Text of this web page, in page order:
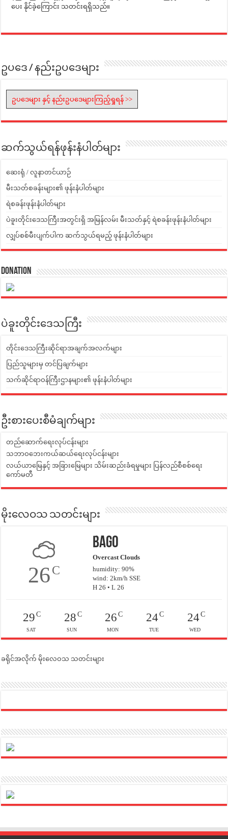
ပေး နိုင်ခဲ့ကြောင်း သတင်းရရှိသည်။
ဥပဒေ / နည်းဥပဒေများ
ဥပဒေများ နှင့် နည်းဥပဒေများကြည့်ရှုရန် >>
ဆက်သွယ်ရန်ဖုန်းနံပါတ်များ
ဆေးရုံ / လူနာတင်ယာဉ်
မီးသတ်စခန်းများ၏ ဖုန်းနံပါတ်များ
ရဲစခန်းဖုန်းနံပါတ်များ
ပဲခူးတိုင်းဒေသကြီးအတွင်းရှိ အမြန်လမ်း မီးသတ်နှင့် ရဲစခန်းဖုန်းနံပါတ်များ
လျှပ်စစ်မီးပျက်ပါက ဆက်သွယ်ရမည့် ဖုန်းနံပါတ်များ
Donation
ပဲခူးတိုင်းဒေသကြီး
တိုင်းဒေသကြီးဆိုင်ရာအချက်အလက်များ
ပြည်သူများမှ တင်ပြချက်များ
သက်ဆိုင်ရာဝန်ကြီးဌာနများ၏ ဖုန်းနံပါတ်များ
ဦးစားပေးစီမံချက်များ
တည်ဆောက်ရေးလုပ်ငန်းများ
သဘာဝဘေးကယ်ဆယ်ရေးလုပ်ငန်းများ
လယ်ယာမြေနှင့် အခြားမြေများ သိမ်းဆည်းခံရမှုများ ပြန်လည်စီစစ်ရေး
ကော်မတီ
မိုးလေဝသ သတင်းများ
26C
Bago
Overcast Clouds
humidity: 90%
wind: 2km/h SSE
H 26 • L 26
29C
SAT
28C
SUN
26 C
MON
24C
TUE
24C
WED
ခရိုင်အလိုက် မိုးလေဝသ သတင်းများ